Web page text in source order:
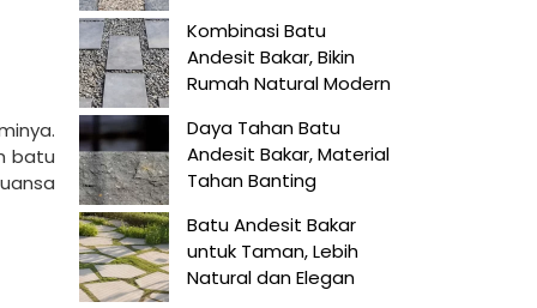
batu
Kombinasi Batu
Andesit Bakar, Bikin
Rumah Natural Modern
Daya Tahan Batu
Andesit Bakar, Material
Tahan Banting
Batu Andesit Bakar
untuk Taman, Lebih
Natural dan Elegan